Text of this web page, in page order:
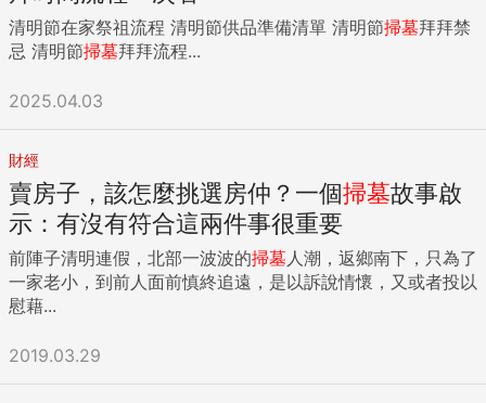
清明節在家祭祖流程 清明節供品準備清單 清明節掃墓拜拜禁
忌 清明節掃墓拜拜流程...
2025.04.03
財經
賣房子，該怎麼挑選房仲？一個掃墓故事啟
示：有沒有符合這兩件事很重要
前陣子清明連假，北部一波波的掃墓 人潮，返鄉南下，只為了
一家老小，到前人面前慎終追遠，是以訴說情懷，又或者投以
慰藉...
2019.03.29